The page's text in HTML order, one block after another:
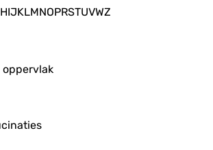
HIJKLMNOPRSTUVWZ
oppervlak